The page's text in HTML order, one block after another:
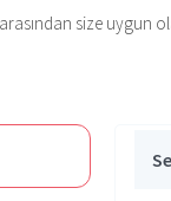
size